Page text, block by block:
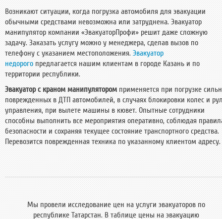
Возникают ситуации, когда погрузка автомобиля для эвакуации
обычными средствами невозможна или затруднена. Эвакуатор
манипулятор компании «ЭвакуаторПрофи» решит даже сложную
задачу. Заказать услугу можно у менеджера, сделав вызов по
телефону с указанием местоположения. Эвакуатор
недорого предлагается нашим клиентам в городе Казань и по
территории республики.
Эвакуатор с краном манипулятором применяется при погрузке
поврежденных в ДТП автомобилей, в случаях блокировки колес и
управления, при вылете машины в кювет. Опытные сотрудники
способны выполнить все мероприятия оперативно, соблюдая
безопасности и сохраняя текущее состояние транспортного средства.
Перевозится поврежденная техника по указанному клиентом адресу.
Мы провели исследование цен на услуги эвакуаторов по
республике Татарстан. В таблице цены на эвакуацию